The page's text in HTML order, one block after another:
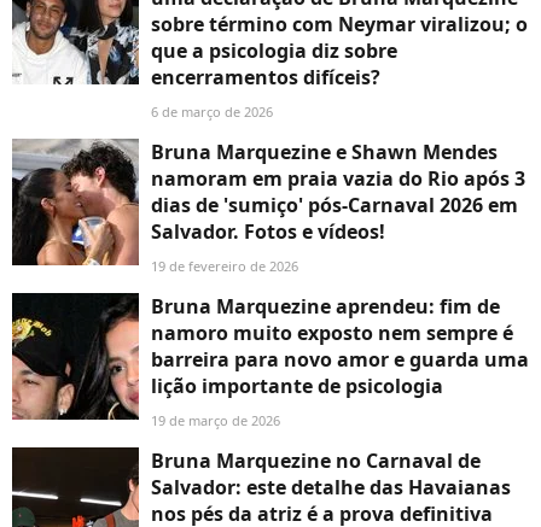
sobre término com Neymar viralizou; o
que a psicologia diz sobre
encerramentos difíceis?
6 de março de 2026
Bruna Marquezine e Shawn Mendes
namoram em praia vazia do Rio após 3
dias de 'sumiço' pós-Carnaval 2026 em
Salvador. Fotos e vídeos!
19 de fevereiro de 2026
Bruna Marquezine aprendeu: fim de
namoro muito exposto nem sempre é
barreira para novo amor e guarda uma
lição importante de psicologia
19 de março de 2026
Bruna Marquezine no Carnaval de
Salvador: este detalhe das Havaianas
nos pés da atriz é a prova definitiva